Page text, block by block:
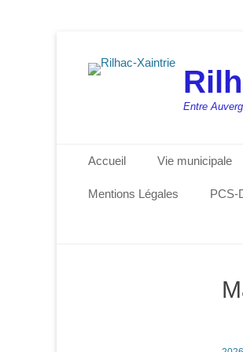
Entre
Menu principal
contenu
Accueil Vie municipale
Mentions Légales PCS-